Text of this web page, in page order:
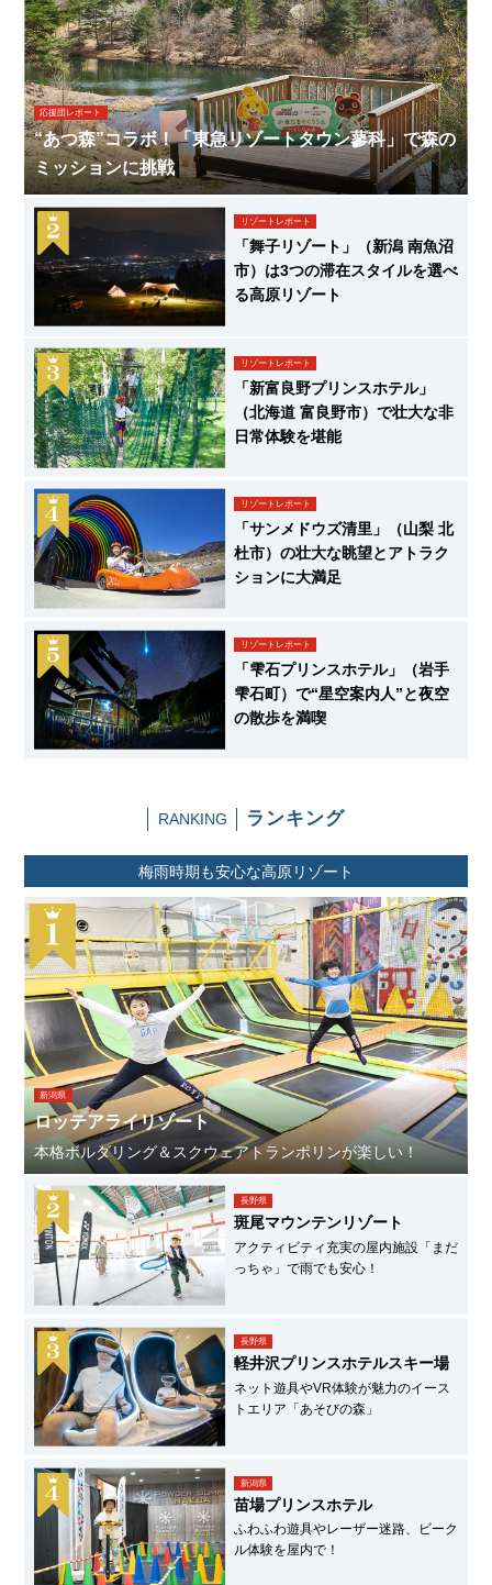
応援団レポート
“あつ森”コラボ！「東急リゾートタウン蓼科」で森の
ミッションに挑戦
リゾートレポート
「舞子リゾート」（新潟 南魚沼
市）は3つの滞在スタイルを選べ
る高原リゾート
リゾートレポート
「新富良野プリンスホテル」
（北海道 富良野市）で壮大な非
日常体験を堪能
リゾートレポート
「サンメドウズ清里」（山梨 北
杜市）の壮大な眺望とアトラク
ションに大満足
リゾートレポート
「雫石プリンスホテル」（岩手
雫石町）で“星空案内人”と夜空
の散歩を満喫
RANKING ランキング
梅雨時期も安心な高原リゾート
新潟県
ロッテアライリゾート
本格ボルダリング＆スクウェアトランポリンが楽しい！
長野県
斑尾マウンテンリゾート
アクティビティ充実の屋内施設「まだ
っちゃ」で雨でも安心！
長野県
軽井沢プリンスホテルスキー場
ネット遊具やVR体験が魅力のイース
トエリア「あそびの森」
新潟県
苗場プリンスホテル
ふわふわ遊具やレーザー迷路、ビーク
ル体験を屋内で！